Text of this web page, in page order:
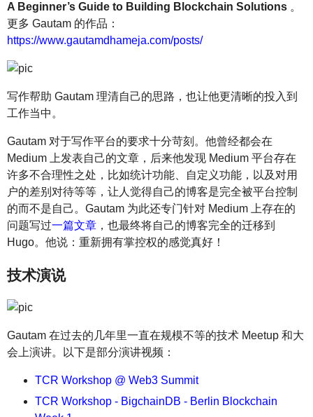
A Beginner’s Guide to Building Blockchain Solutions 。
更多 Gautam 的作品：
https://www.gautamdhameja.com/posts/
写作帮助 Gautam 理清自己的思路，也让他更清晰的投入到
工作当中。
Gautam 对于写作平台的要求十分苛刻。他曾经都会在
Medium 上发表自己的文章，后来他发现 Medium 平台存在
许多不合理性之处，比如统计功能、自定义功能，以及对用
户的差别对待等等，让人觉得自己的博客是完全被平台控制
的而不是自己。Gautam 为此还专门针对 Medium 上存在的
问题写过一篇文章 ，也最终将自己的博客完全的迁移到
Hugo。他说：重新拥有掌控权的感觉真好！
技术演说
Gautam 在过去的几年里一直在规模不等的技术 Meetup 和大
会上演讲。以下是部分演讲视频：
TCR Workshop @ Web3 Summit
TCR Workshop - BigchainDB - Berlin Blockchain